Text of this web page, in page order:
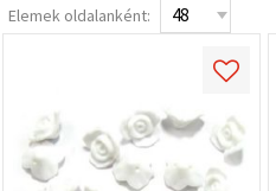
élményét,
és az Ön
valamint
relevánsabb
tartalmat
Elemek oldalanként: